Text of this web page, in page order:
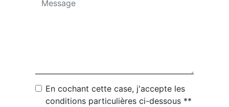
En cochant cette case, j'accepte les
conditions particulières ci-dessous **